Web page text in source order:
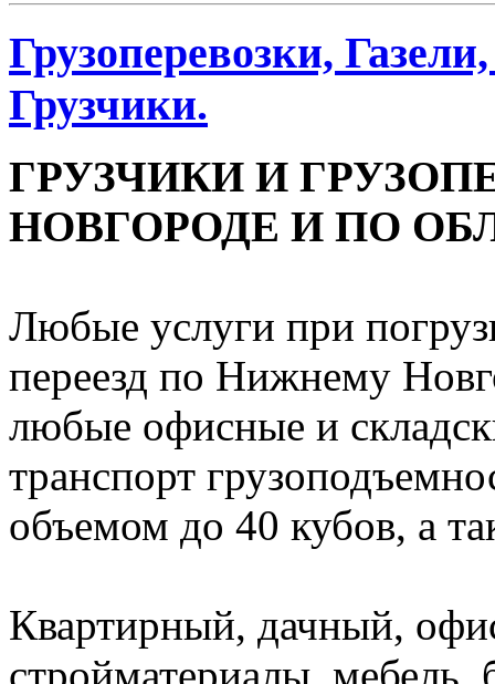
Грузоперевозки,
Грузчики.
ГРУЗЧИКИ И
НОВГОРОДЕ И ПО
Любые услуги при
переезд по Нижнему
любые офисные и
транспорт
объемом до 40 кубов, а
Квартирный, дачный,
стройматериалы, мебель,